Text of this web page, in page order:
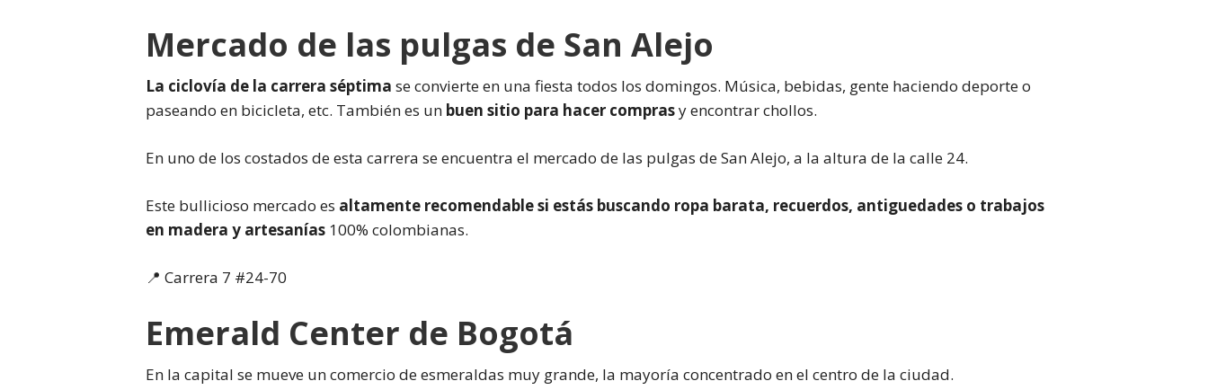
Mercado de las pulgas de San Alejo
La ciclovía de la carrera séptima se convierte en una fiesta todos los domingos. Música, bebidas, gente haciendo deporte o
paseando en bicicleta, etc. También es un buen sitio para hacer comprasy encontrar chollos.
En uno de los costados de esta carrera se encuentra el mercado de las pulgas de San Alejo, a la altura de la calle 24.
Este bullicioso mercado es altamente recomendable si estás buscando ropa barata, recuerdos, antiguedades o trabajos
en madera y artesanías 100% colombianas.
📍 Carrera 7 #24-70
Emerald Center de Bogotá
En la capital se mueve un comercio de esmeraldas muy grande, la mayoría concentrado en el centro de la ciudad.